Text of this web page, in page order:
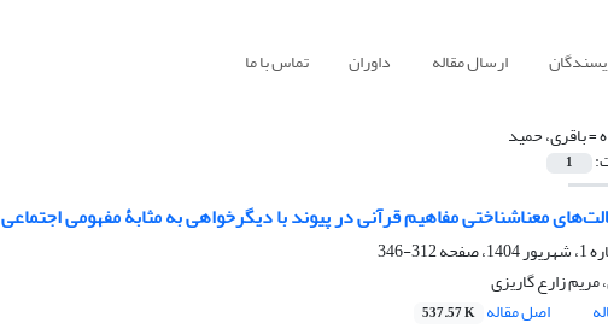
ارسال مقاله داوران تماس با ما
=باقری، حمید
1
معناشناختی مفاهیم قرآنی در پیوند با دیگرخواهی به مثابۀ مفهومی اجتماعی
312-346
مریم زارع گاریزی
اصل مقاله 537.57 K